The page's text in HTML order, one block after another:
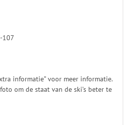
107
informatie” voor meer informatie.
om de staat van de ski’s beter te